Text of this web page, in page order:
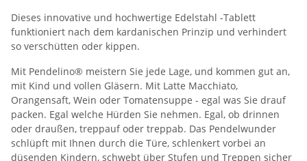
Dieses innovative und hochwertige Edelstahl -Tablett
funktioniert nach dem kardanischen Prinzip und verhindert
so verschütten oder kippen.
Mit Pendelino® meistern Sie jede Lage, und kommen gut an,
mit Kind und vollen Gläsern. Mit Latte Macchiato,
Orangensaft, Wein oder Tomatensuppe - egal was Sie drauf
packen. Egal welche Hürden Sie nehmen. Egal, ob drinnen
oder draußen, treppauf oder treppab. Das Pendelwunder
schlüpft mit Ihnen durch die Türe, schlenkert vorbei an
düsenden Kindern, schwebt über Stufen und Treppen sicher